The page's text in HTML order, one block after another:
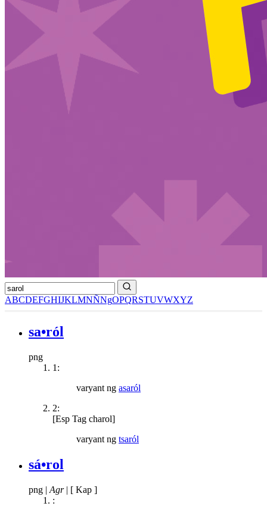
ABCDEFGHIJKLMNÑNgOPQRSTUVWXYZ
sa•ról
png
1:
varyant ng asaról
2:
[Esp Tag charol]
varyant ng tsaról
sá•rol
png | Agr | [ Kap ]
: